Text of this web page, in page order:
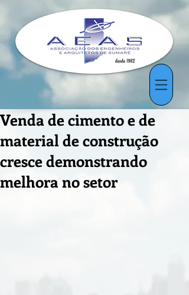
Venda de cimento e de
material de construção
cresce demonstrando
melhora no setor